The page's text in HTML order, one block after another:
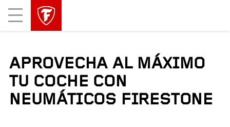
Mobile
Menu
APROVECHA AL MÁXIMO
TU COCHE CON
NEUMÁTICOS FIRESTONE